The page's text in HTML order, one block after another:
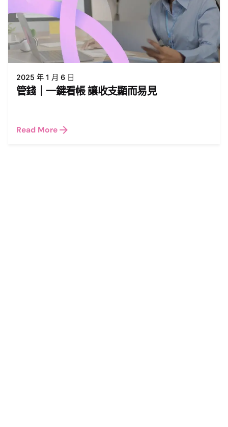
2025 年 1 月 6 日
管錢｜一鍵看帳 讓收支顯而易見
Read More